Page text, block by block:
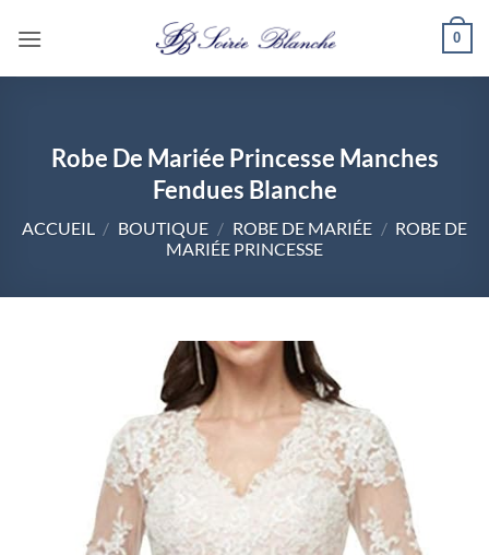
0
Robe De Mariée Princesse Manches
Fendues Blanche
ACCUEIL / BOUTIQUE / ROBE DE MARIÉE / ROBE DE
MARIÉE PRINCESSE